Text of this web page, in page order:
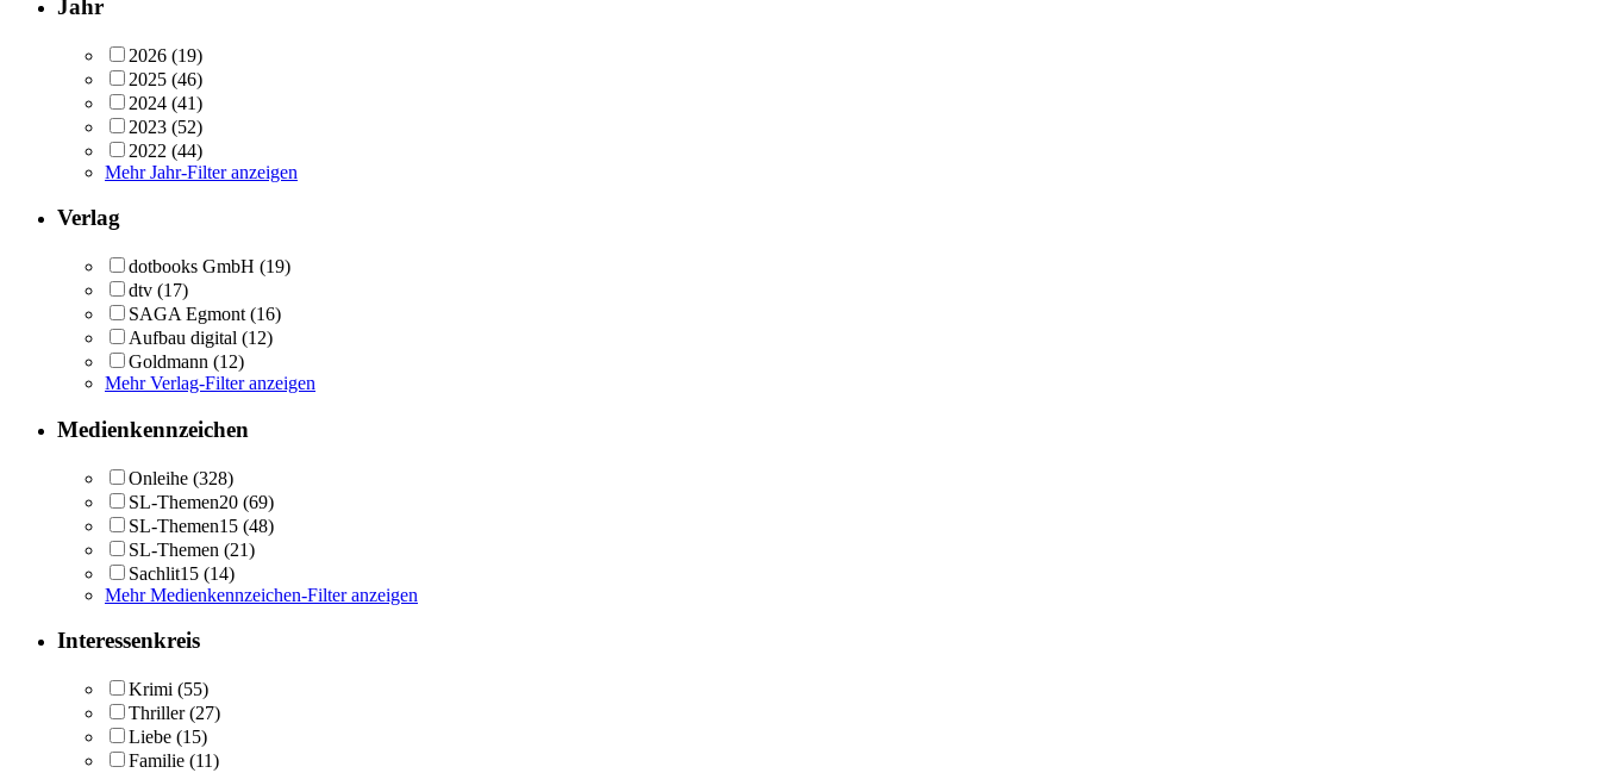
Jahr
2026 (19)
2025 (46)
2024 (41)
2023 (52)
2022 (44)
Mehr Jahr-Filter anzeigen
Verlag
dotbooks GmbH (19)
dtv (17)
SAGA Egmont (16)
Aufbau digital (12)
Goldmann (12)
Mehr Verlag-Filter anzeigen
Medienkennzeichen
Onleihe (328)
SL-Themen20 (69)
SL-Themen15 (48)
SL-Themen (21)
Sachlit15 (14)
Mehr Medienkennzeichen-Filter anzeigen
Interessenkreis
Krimi (55)
Thriller (27)
Liebe (15)
Familie (11)